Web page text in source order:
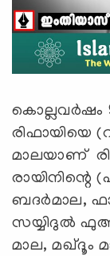
കൊല്ലവർഷം
രിഫായിയെ
മാലയാണ്
ബദർമാല,
സയ്യിദുൽ
മാല, മഖ്ദൂം